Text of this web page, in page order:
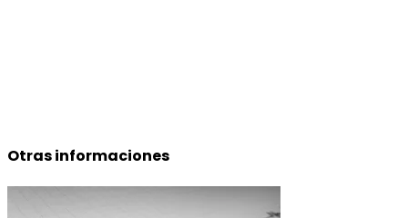
Otras informaciones